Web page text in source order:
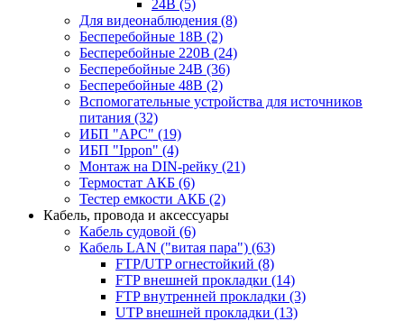
24В (5)
Для видеонаблюдения (8)
Бесперебойные 18В (2)
Бесперебойные 220В (24)
Бесперебойные 24В (36)
Бесперебойные 48В (2)
Вспомогательные устройства для источников
питания (32)
ИБП "APC" (19)
ИБП "Ippon" (4)
Монтаж на DIN-рейку (21)
Термостат АКБ (6)
Тестер емкости АКБ (2)
Кабель, провода и аксессуары
Кабель судовой (6)
Кабель LAN ("витая пара") (63)
FTP/UTP огнестойкий (8)
FTP внешней прокладки (14)
FTP внутренней прокладки (3)
UTP внешней прокладки (13)